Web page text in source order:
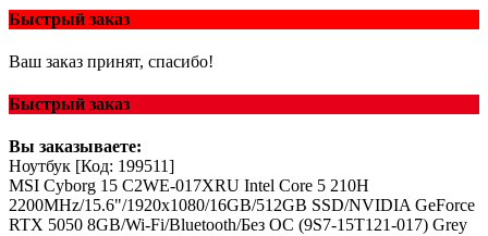
Быстрый заказ
Ваш заказ принят, спасибо!
Быстрый заказ
Вы заказываете:
Ноутбук [Код: 199511]
MSI Cyborg 15 C2WE-017XRU Intel Core 5 210H
2200MHz/15.6"/1920x1080/16GB/512GB SSD/NVIDIA GeForce
RTX 5050 8GB/Wi-Fi/Bluetooth/Без ОС (9S7-15T121-017) Grey